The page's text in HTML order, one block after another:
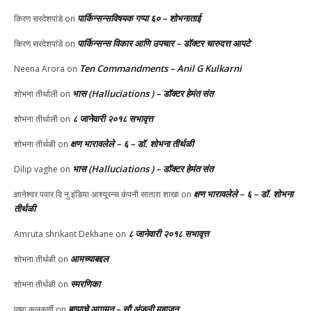
किरण सरदेशपांडेon पार्किन्सन्सविषयक गप्पा ६० – शोभनाताई
किरण सरदेशपांडेon पार्किन्सन्स विकार आणि उपचार – डॉक्टर चारुदत्त आपटे
Neena Arora on Ten Commandments – Anil G Kulkarni
शोभना तीर्थाली on भास (Halluciations ) – डॉक्टर हेमंत संत
शोभना तीर्थाली on ८ जानेवारी २०१८ सभावृत्त
शोभना तीर्थळी on क्षण भारावलेले – ६ – डॉ. शोभना तीर्थळी
Dilip vaghe on भास (Halluciations ) – डॉक्टर हेमंत संत
ज्ञानेश्वर पवार दि नु इंडिया आश्यूरन्स कंपनी सातारा शाखा on क्षण भारावलेले – ६ – डॉ. शोभना
तीर्थळी
Amruta shrikant Dekhane on ८ जानेवारी २०१८ सभावृत्त
शोभना तीर्थळी on आमच्याबद्दल
शोभना तीर्थळी on स्मरणिका